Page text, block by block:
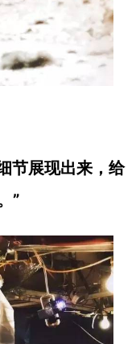
节展现出来，给
”